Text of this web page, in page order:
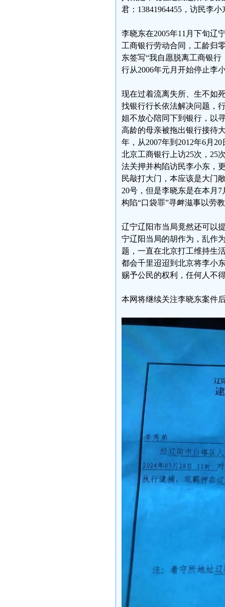
君：13841964455，访民李小
李晓东在2005年11月下旬辽
工商银行劳动合同，工龄归
东签写“我自愿脱离工商银
行从2006年元月开始停止李
现在过着流离失所、生不如
找银行行长依法解决问题，
姐不放心陪同下到银行，以
高龄的母亲被拖出银行接待
年，从2007年到2012年6月
北京工商银行上访25次，25
法关押并构陷访民李小东，
民敲打大门，本应该是大门
20号，但是李晓东是在本月
构陷“口袋罪”寻衅滋事以劳
辽宁辽阳市当局竟然还可以
宁辽阳当局的胡作为，乱作
题，一直在北京打工维持生
都会千里迢迢到北京将李小
赐予公民的权利，任何人不
本网将继续关注李晓东案件